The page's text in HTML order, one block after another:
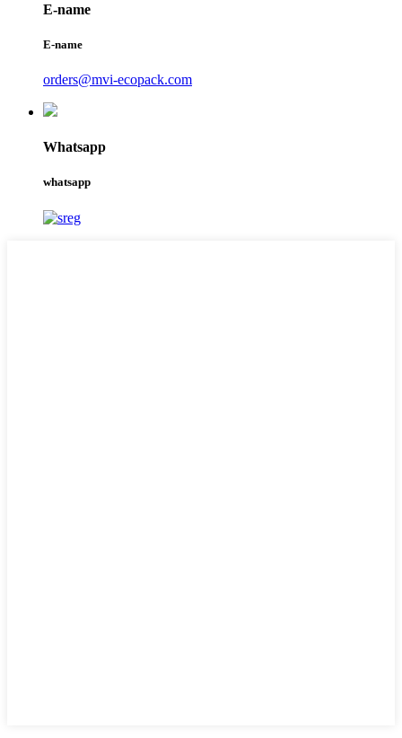
E-name
E-name
orders@mvi-ecopack.com
Whatsapp
whatsapp